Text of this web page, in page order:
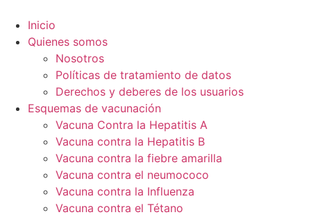
contenido
Inicio
Quienes somos
Nosotros
Políticas de tratamiento de datos
Derechos y deberes de los usuarios
Esquemas de vacunación
Vacuna Contra la Hepatitis A
Vacuna contra la Hepatitis B
Vacuna contra la fiebre amarilla
Vacuna contra el neumococo
Vacuna contra la Influenza
Vacuna contra el Tétano